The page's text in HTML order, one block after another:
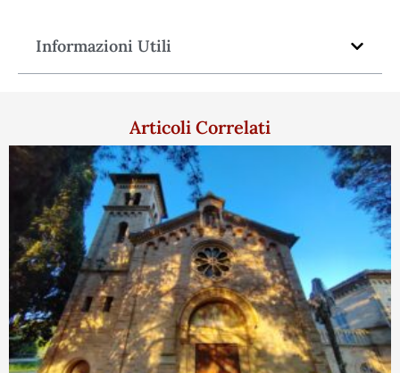
Informazioni Utili
Articoli Correlati